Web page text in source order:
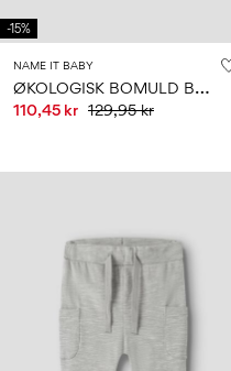
-15%
NAME IT BABY
Ø
KOLOGISK BOMULD BUKSER
110,45 kr 129,95 kr